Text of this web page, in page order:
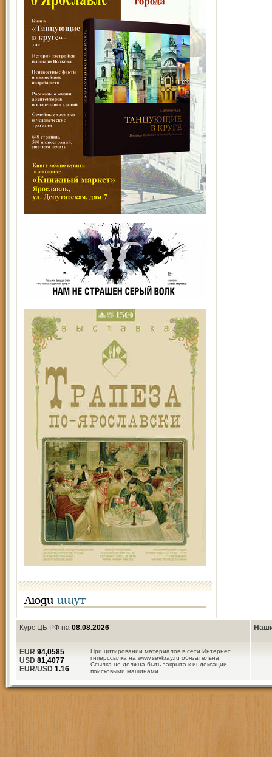
Люди ищут
Курс ЦБ РФ на 08.08.2026
При цитировании материалов в сети Интернет,
гиперссылка на www.sevkray.ru обязательна.
Ссылка не должна быть закрыта к индексации
поисковыми машинами.
EUR 94,0585
USD 81,4077
EUR/USD 1.16